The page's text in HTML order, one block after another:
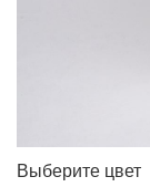
Выберите цвет